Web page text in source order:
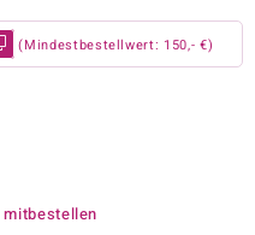
(Mindestbestellwert: 150,- €)
mitbestellen